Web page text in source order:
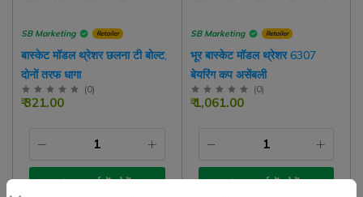
SB Marketing Retailer
बास्केट मॉडल थ्रेशर छलना टी बोल्ट,
दोनों तरफ धागा
(0)
₹ 321.00
कार्ट में जोड़ें
SB Marketing Retailer
भूर बास्केट मॉडल थ्रेशर 6307
बेयरिंग कप असेंबली
(0)
₹ 1,061.00
कार्ट में जोड़ें